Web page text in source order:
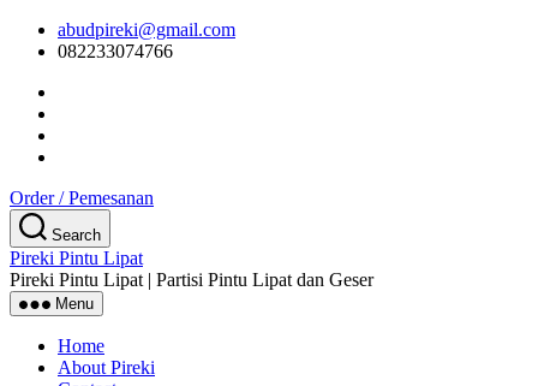
Skip
content
abudpireki@gmail.com
082233074766
Order / Pemesanan
Search
Pireki Pintu Lipat
Pireki Pintu Lipat | Partisi Pintu Lipat dan Geser
Menu
Home
About Pireki